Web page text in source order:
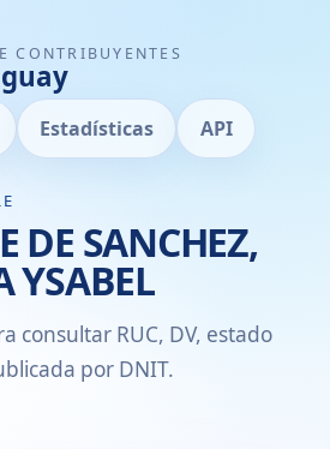
CONTRIBUYENTES
Estadísticas API
DE SANCHEZ,
YSABEL
consultar RUC, DV, estado
por DNIT.